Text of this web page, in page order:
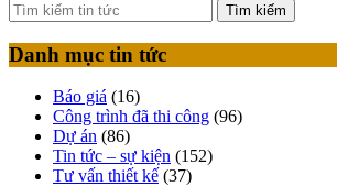
Tìm kiếm
Danh mục tin tức
Báo giá (16)
Công trình đã thi công (96)
Dự án (86)
Tin tức – sự kiện (152)
Tư vấn thiết kế (37)